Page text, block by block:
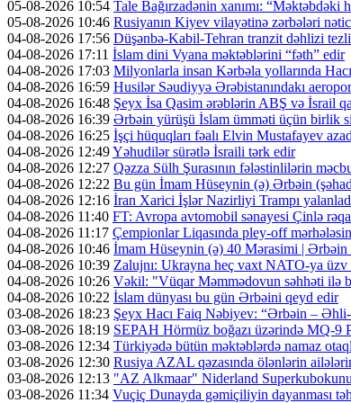
05-08-2026 10:54 Tale Bağırzadənin xanımı: “Məktəbdəki
05-08-2026 10:46 Rusiyanın Kiyev vilayətinə zərbələri
04-08-2026 17:56 Düşənbə-Kabil-Tehran tranzit dəhlizi
04-08-2026 17:11 İslam dini Vyana məktəblərini “fəth” edir
04-08-2026 17:03 Milyonlarla insan Kərbəla yollarında
04-08-2026 16:59 Husilər Səudiyyə Ərəbistanındakı
04-08-2026 16:48 Şeyx İsa Qasim ərəblərin ABŞ və İsrail
04-08-2026 16:39 Ərbəin yürüşü İslam ümməti üçün birlik
04-08-2026 16:25 İşçi hüquqları fəalı Elvin Mustafayev
04-08-2026 12:49Yəhudilər sürətlə İsraili tərk edir
04-08-2026 12:27 Qəzza Sülh Şurasının fələstinlilərin
04-08-2026 12:22 Bu gün İmam Hüseynin (ə) Ərbəin
04-08-2026 12:16 İran Xarici İşlər Nazirliyi Trampı
04-08-2026 11:40 FT: Avropa avtomobil sənayesi Çinlə
04-08-2026 11:17 Çempionlar Liqasında pley-off
04-08-2026 10:46 İmam Hüseynin (ə) 40 Mərasimi |
04-08-2026 10:39 Zalujnı: Ukrayna heç vaxt NATO-ya üzv
04-08-2026 10:26 Vəkil: "Vüqar Məmmədovun səhhəti ilə
04-08-2026 10:22 İslam dünyası bu gün Ərbəini qeyd edir
03-08-2026 18:23 Şeyx Hacı Faiq Nəbiyev: “Ərbəin –
03-08-2026 18:19 SEPAH Hörmüz boğazı üzərində MQ-9
03-08-2026 12:34 Türkiyədə bütün məktəblərdə namaz
03-08-2026 12:30 Rusiya AZAL qəzasında ölənlərin
03-08-2026 12:13 "AZ Alkmaar" Niderland Superkubokunu
03-08-2026 11:34 Vuçiç Dunayda gəmiçiliyin dayanması